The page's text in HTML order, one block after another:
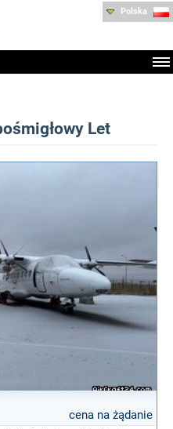
Polska
Let
cena na żądanie